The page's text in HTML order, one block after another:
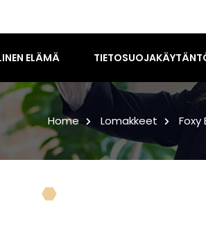
ELÄMÄ
Home Lomakkeet Foxy